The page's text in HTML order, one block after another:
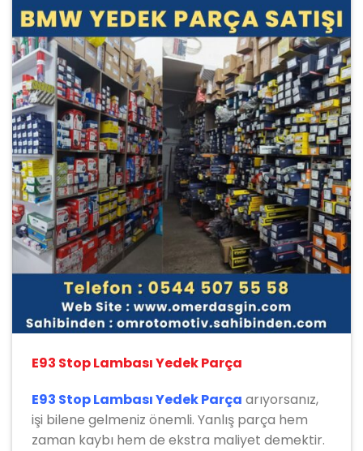
E93 Stop Lambası Yedek Parça
E93 Stop Lambası Yedek Parça arıyorsanız,
işi bilene gelmeniz önemli. Yanlış parça hem
zaman kaybı hem de ekstra maliyet demektir.